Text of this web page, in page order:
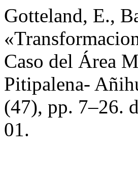
Gotteland, E.,
Caso del Área
Pitipalena-
(47), pp. 7–26.
01.